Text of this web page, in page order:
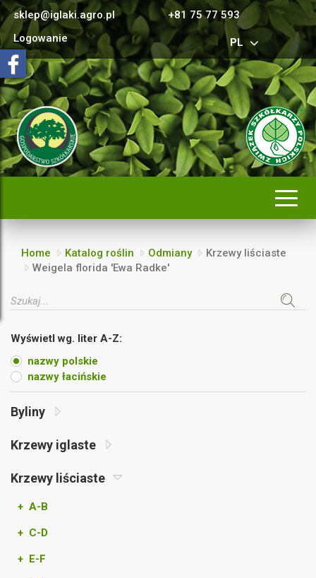
sklep@iglaki.agro.pl
+81 75 77 593
Logowanie
PL
Home Katalog roślin Odmiany
Krzewy liściaste
Weigela florida 'Ewa Radke'
Wyświetl wg. liter A-Z:
nazwy polskie
nazwy łacińskie
Byliny
Krzewy iglaste
Krzewy liściaste
+ A-B
+ C-D
+ E-F